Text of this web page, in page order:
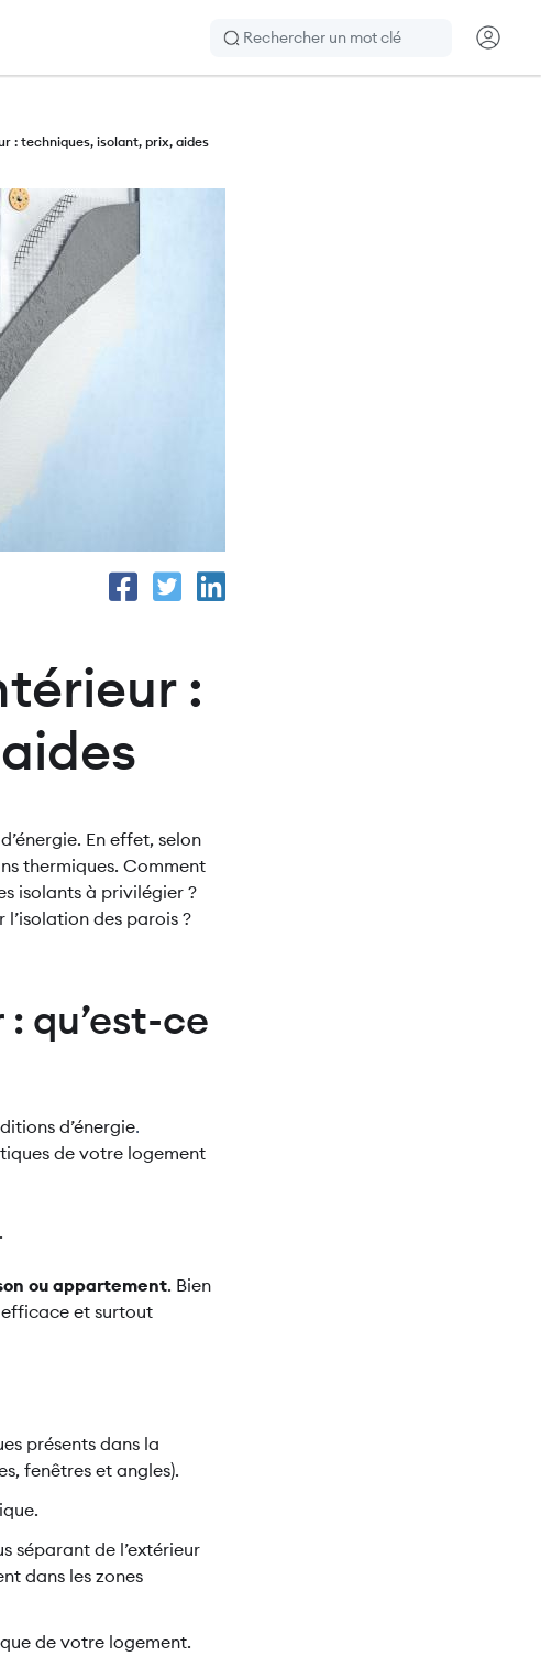
Rechercher
CTA
: techniques, isolant, prix, aides
:
En effet, selon
thermiques. Comment
isolants à privilégier ?
des parois ?
qu’est-ce
d’énergie
de votre logement
ou appartement. Bien
efficace et surtout
présents dans la
fenêtres et angles).
séparant de l’extérieur
dans les zones
de votre logement.